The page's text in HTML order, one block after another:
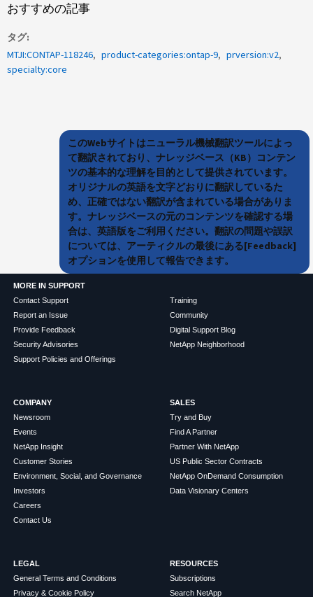
おすすめの記事
タグ
MTJI:CONTAP-118246
product-categories:ontap-9
prversion:v2
specialty:core
このWebサイトはニューラル機械翻訳ツールによっ
て翻訳されており、ナレッジベース（KB）コンテン
ツの基本的な理解を目的として提供されています。
オリジナルの英語を文字どおりに翻訳しているた
め、正確ではない翻訳が含まれている場合がありま
す。ナレッジベースの元のコンテンツを確認する場
合は、英語版をご利用ください。翻訳の問題や誤訳
については、アーティクルの最後にある[Feedback]
オプションを使用して報告できます。
MORE IN SUPPORT
Contact Support
Report an Issue
Provide Feedback
Security Advisories
Support Policies and Offerings
Training
Community
Digital Support Blog
NetApp Neighborhood
COMPANY
Newsroom
Events
NetApp Insight
Customer Stories
Environment, Social, and Governance
Investors
Careers
Contact Us
SALES
Try and Buy
Find A Partner
Partner With NetApp
US Public Sector Contracts
NetApp OnDemand Consumption
Data Visionary Centers
LEGAL
General Terms and Conditions
Privacy & Cookie Policy
RESOURCES
Subscriptions
Search NetApp